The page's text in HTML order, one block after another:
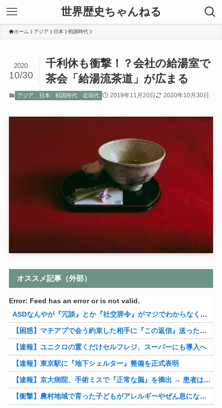
世界歴史ちゃんねる
ホーム アジア 日本 戦国時代
千利休も衝撃！？会社の給湯室で
茶会「給湯流茶道」が広まる
2020
10/30
アジア 日本 戦国時代 近現代 2019年11月20日 2020年10月30日
オススメ記事（外部）
Error: Feed has an error or is not valid.
ASDなんやが『冗談』とか『社交辞令』がマジでわからなくて怖い
【困惑】マチアプで会う約束した相手に『この返信』送ったらブロックされたんやが…
【速報】ユニクロの置くだけセルフレジ、スーパーにも導入へ
【速報】東京駅に『地下シェルター』整備を正式表明
【速報】京大病院、手術ミスで『正常な脳』を摘出 → 患者は自発呼吸不可能な植物状態に
【衝撃】農村地域で育った子どもがアレルギーやぜん息になりにくい『農場効果』を引き起こす細菌が判明